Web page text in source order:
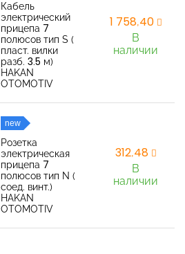
Кабель
электрический
прицепа 7
полюсов тип S (
пласт. вилки
разб. 3.5 м)
HAKAN
OTOMOTIV
1 758,40
В
наличии
new
Розетка
электрическая
прицепа 7
полюсов тип N (
соед. винт.)
HAKAN
OTOMOTIV
312,48
В
наличии